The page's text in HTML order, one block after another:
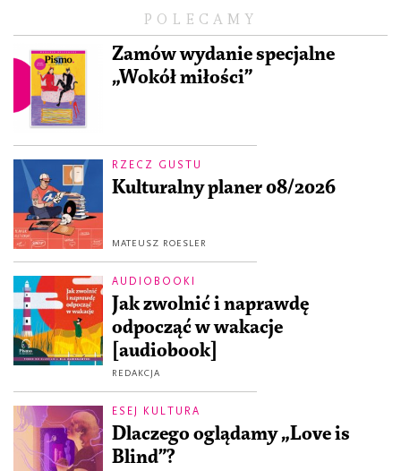
POLECAMY
Zamów wydanie specjalne
„Wokół miłości”
RZECZ GUSTU
Kulturalny planer 08/2026
MATEUSZ ROESLER
AUDIOBOOKI
Jak zwolnić i naprawdę
odpocząć w wakacje
[audiobook]
REDAKCJA
ESEJ KULTURA
Dlaczego oglądamy „Love is
Blind”?